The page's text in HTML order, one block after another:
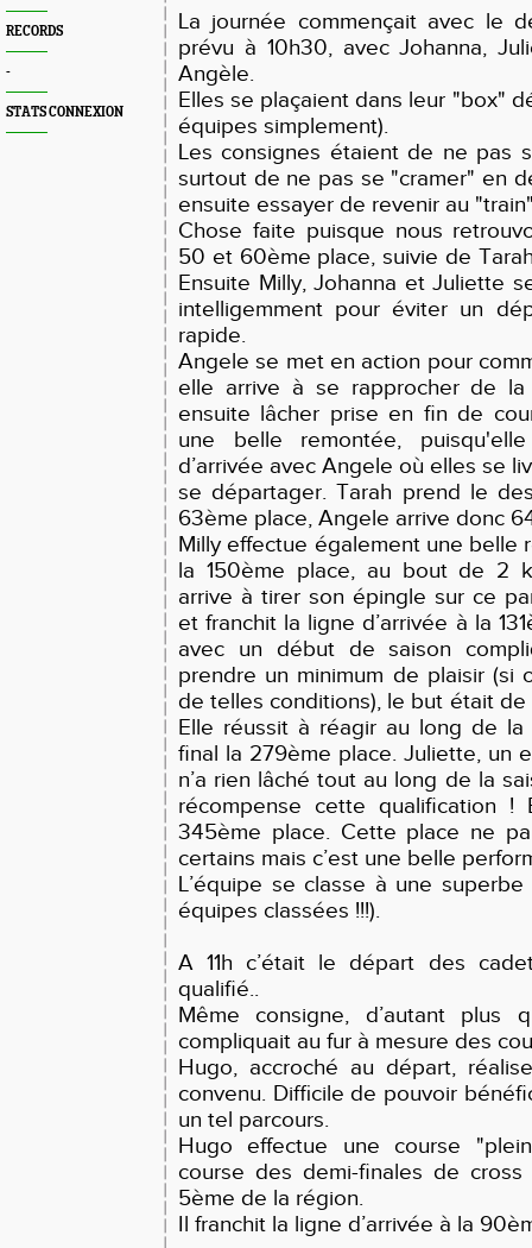
RECORDS
-
STATS CONNEXION
La journée commençait avec le
prévu à 10h30, avec Johanna,
Angèle.
Elles se plaçaient dans leur "box"
équipes simplement).
Les consignes étaient de ne pas
surtout de ne pas se "cramer" en
ensuite essayer de revenir au
Chose faite puisque nous
50 et 60ème place, suivie de
Ensuite Milly, Johanna et Juliette
intelligemment pour éviter un
rapide.
Angele se met en action pour
elle arrive à se rapprocher de
ensuite lâcher prise en fin de
une belle remontée,
d’arrivée avec Angele où elles se
se départager. Tarah prend le
63ème place, Angele arrive donc
Milly effectue également une belle
la 150ème place, au bout de 2
arrive à tirer son épingle sur ce
et franchit la ligne d’arrivée à la
avec un début de saison
prendre un minimum de plaisir (si
de telles conditions), le but était
Elle réussit à réagir au long de
final la 279ème place. Juliette, un
n’a rien lâché tout au long de la
récompense cette qualification
345ème place. Cette place ne
certains mais c’est une belle
L’équipe se classe à une
équipes classées !!!).
A 11h c’était le départ des
qualifié..
Même consigne, d’autant plus
compliquait au fur à mesure des
Hugo, accroché au départ,
convenu. Difficile de pouvoir
un tel parcours.
Hugo effectue une course
course des demi-finales de
5ème de la région.
Il franchit la ligne d’arrivée à la